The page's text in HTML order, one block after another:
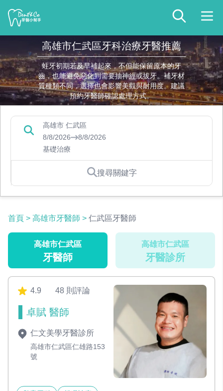
高雄市仁武區牙科治療牙醫推薦
蛀牙初期若及早補起來，不但能保留原本的牙
齒，也能避免惡化到需要抽神經或拔牙。補牙材
質種類不同，選擇也會影響美觀與耐用度。建議
預約牙醫師確認處理方式。
高雄市 仁武區
8/8/2026
8/8/2026
基礎治療
搜尋關鍵字
首頁 > 高雄市牙醫師 > 仁武區牙醫師
高雄市仁武區
牙醫師
高雄市仁武區
牙醫診所
4.9 48 則評論
卓賦 醫師
仁文美學牙醫診所
高雄市仁武區仁雄路153
號